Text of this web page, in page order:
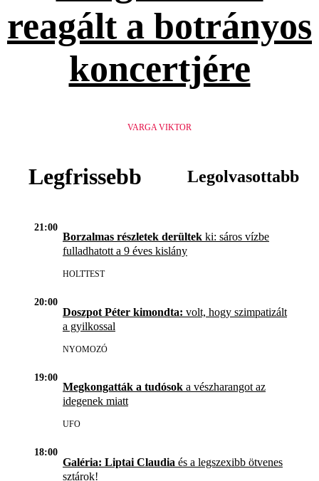
reagált a botrányos
koncertjére
VARGA VIKTOR
Legfrissebb Legolvasottabb
21:00
Borzalmas részletek derültek ki: sáros vízbe
fulladhatott a 9 éves kislány
HOLTTEST
20:00
Doszpot Péter kimondta: volt, hogy szimpatizált
a gyilkossal
NYOMOZÓ
19:00
Megkongatták a tudósok a vészharangot az
idegenek miatt
UFO
18:00
Galéria: Liptai Claudia és a legszexibb ötvenes
sztárok!